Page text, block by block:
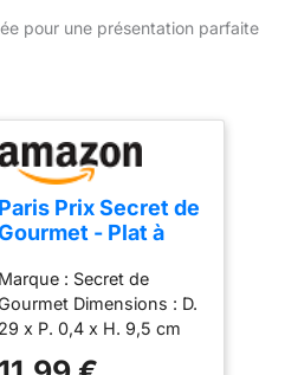
silicone
monobloc permet
meilleure répartition de
pression, facilitant le
et l'application
des huiles ou
rapidement: Le
en silicone
l'accumulation
et est compatible
peut être
elles peuvent être
et utilisées à
plusieurs reprises. 【La
Polyvalence de la Brosse
à Barbecue】 Convient à
d'applications, peut être
pour la cuisine, la
pâtisserie, la pâtisserie, la
pour une présentation parfaite
Paris Prix Secret de
- Plat à
Renaissance 29cm
Marque : Secret de
Dimensions : D.
29 x P. 0,4 x H. 9,5 cm